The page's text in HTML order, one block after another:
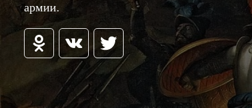
армии.